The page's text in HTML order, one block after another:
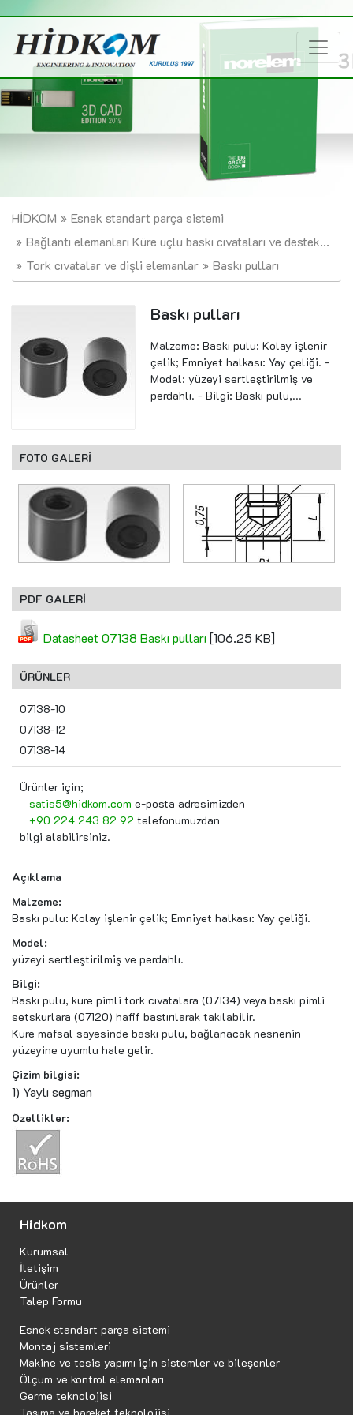
HİDKOM
Esnek standart parça sistemi
Bağlantı elemanları Küre uçlu baskı cıvataları ve destek...
Tork cıvatalar ve dişli elemanlar
Baskı pulları
Baskı pulları
Malzeme: Baskı pulu: Kolay işlenir
çelik; Emniyet halkası: Yay çeliği. -
Model: yüzeyi sertleştirilmiş ve
perdahlı. - Bilgi: Baskı pulu,...
FOTO GALERİ
PDF GALERİ
Datasheet 07138 Baskı pulları [106.25 KB]
ÜRÜNLER
07138-10
07138-12
07138-14
Ürünler için;
satis5@hidkom.com e-posta adresimizden
+90 224 243 82 92 telefonumuzdan
bilgi alabilirsiniz.
Açıklama
Malzeme:
Baskı pulu: Kolay işlenir çelik; Emniyet halkası: Yay çeliği.
Model:
yüzeyi sertleştirilmiş ve perdahlı.
Bilgi:
Baskı pulu, küre pimli tork cıvatalara (07134) veya baskı pimli
setskurlara (07120) hafif bastırılarak takılabilir.
Küre mafsal sayesinde baskı pulu, bağlanacak nesnenin
yüzeyine uyumlu hale gelir.
Çizim bilgisi:
1) Yaylı segman
Özellikler:
Hidkom
Kurumsal
İletişim
Ürünler
Talep Formu
Esnek standart parça sistemi
Montaj sistemleri
Makine ve tesis yapımı için sistemler ve bileşenler
Ölçüm ve kontrol elemanları
Germe teknolojisi